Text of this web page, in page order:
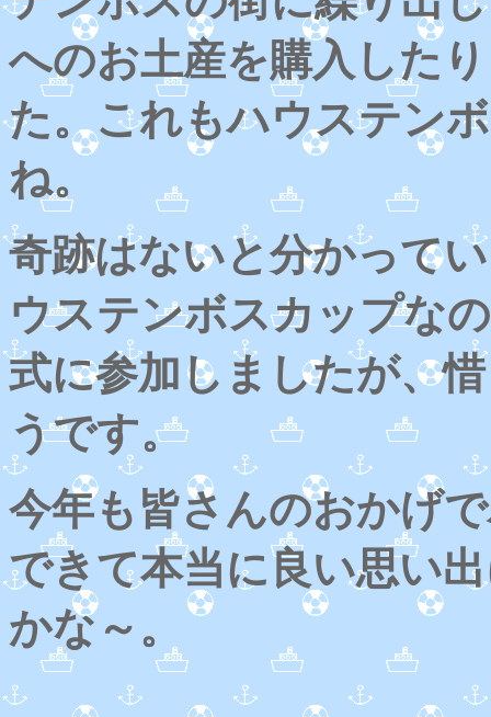
へのお土産を購入した
た。これもハウステン
ね。
奇跡はないと分かって
ウステンボスカップな
式に参加しましたが、
うです。
今年も皆さんのおかげ
できて本当に良い思い
かな～。